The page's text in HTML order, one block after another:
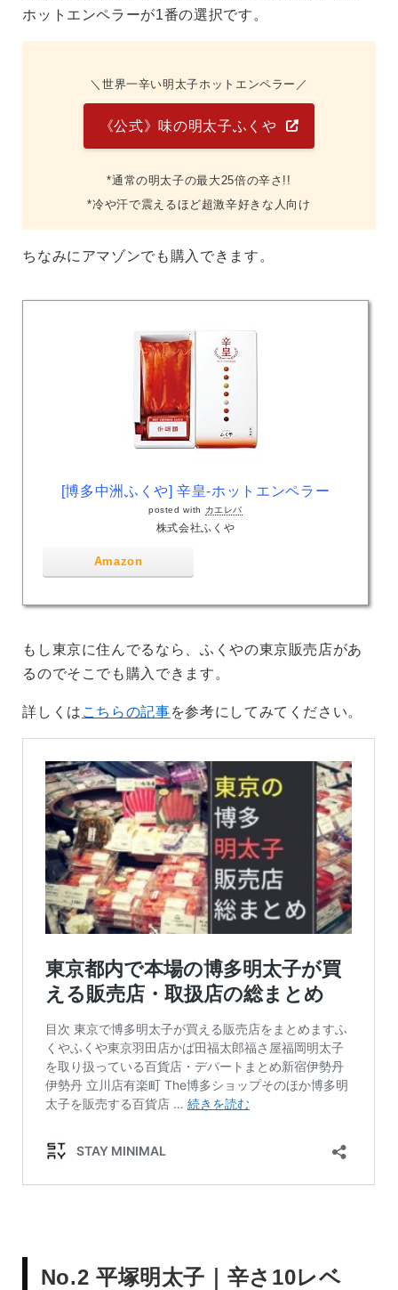
ホットエンペラーが1番の選択です。
世界一辛い明太子ホットエンペラー
《公式》味の明太子ふくや
*通常の明太子の最大25倍の辛さ!!
*冷や汗で震えるほど超激辛好きな人向け
ちなみにアマゾンでも購入できます。
[博多中洲ふくや] 辛皇-ホットエンペラー
posted with カエレバ
株式会社ふくや
Amazon
もし東京に住んでるなら、ふくやの東京販売店があ
るのでそこでも購入できます。
詳しくは こちらの記事を参考にしてみてください。
No.2 平塚明太子｜辛さ10レベ